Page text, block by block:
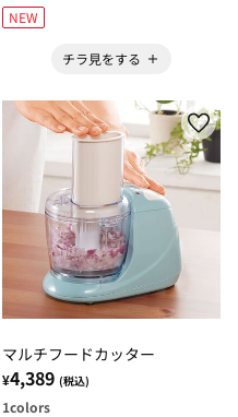
NEW
チラ見をする
マルチフードカッター
¥4,389 (税込)
1colors